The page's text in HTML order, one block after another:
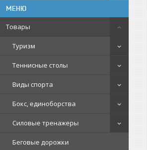
Товары
Туризм
Теннисные столы
Виды спорта
Бокс, единоборства
Силовые тренажеры
Беговые дорожки